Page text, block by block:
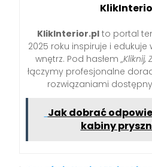
KlikInterior.pl to portal
2025 roku inspiruje i
wnętrz. Pod hasłem „Kliknij,
łączymy profesjonalne
rozwiązaniami
Jak dobrać
kabiny